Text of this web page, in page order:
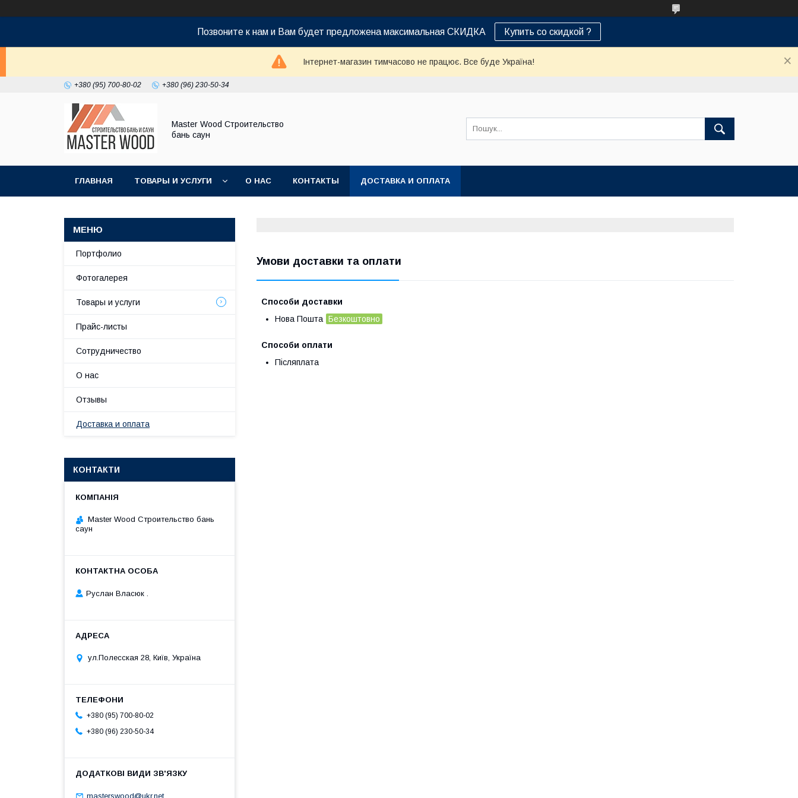
Позвоните к нам и Вам будет предложена максимальная СКИДКА Купить со скидкой ?
Інтернет-магазин тимчасово не працює. Все буде Україна!
+380 (95) 700-80-02 +380 (96) 230-50-34
Master Wood Строительство
бань саун
ГЛАВНАЯ ТОВАРЫ И УСЛУГИ О НАС КОНТАКТЫ ДОСТАВКА И ОПЛАТА
Умови доставки та оплати
Способи доставки
Нова Пошта Безкоштовно
Способи оплати
Післяплата
Портфолио
Фотогалерея
Товары и услуги
Прайс-листы
Сотрудничество
О нас
Отзывы
Доставка и оплата
КОНТАКТИ
Master Wood Cтроительство бань
саун
Руслан Власюк .
ул.Полесская 28, Київ, Україна
+380 (95) 700-80-02
+380 (96) 230-50-34
masterswood@ukr.net